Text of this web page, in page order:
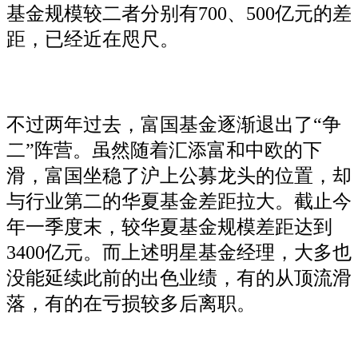
基金规模较二者分别有700、500亿元的差
距，已经近在咫尺。
不过两年过去，富国基金逐渐退出了“争
二”阵营。虽然随着汇添富和中欧的下
滑，富国坐稳了沪上公募龙头的位置，却
与行业第二的华夏基金差距拉大。截止今
年一季度末，较华夏基金规模差距达到
3400亿元。而上述明星基金经理，大多也
没能延续此前的出色业绩，有的从顶流滑
落，有的在亏损较多后离职。